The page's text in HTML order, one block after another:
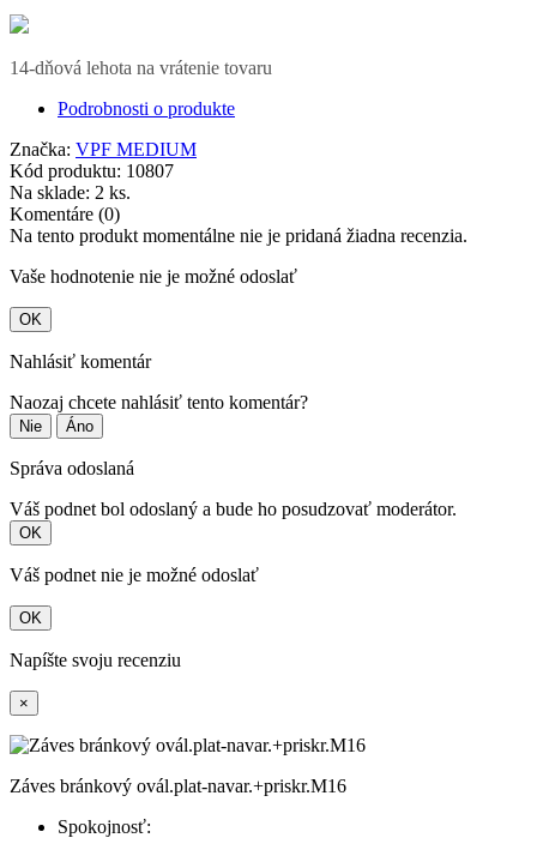
14-dňová lehota na vrátenie tovaru
Podrobnosti o produkte
Značka: VPF MEDIUM
Kód produktu: 10807
Na sklade: 2 ks.
Komentáre (0)
Na tento produkt momentálne nie je pridaná žiadna recenzia.
Vaše hodnotenie nie je možné odoslať
OK
Nahlásiť komentár
Naozaj chcete nahlásiť tento komentár?
Nie Áno
Správa odoslaná
Váš podnet bol odoslaný a bude ho posudzovať moderátor.
OK
Váš podnet nie je možné odoslať
OK
Napíšte svoju recenziu
×
Záves bránkový ovál.plat-navar.+priskr.M16
Spokojnosť: